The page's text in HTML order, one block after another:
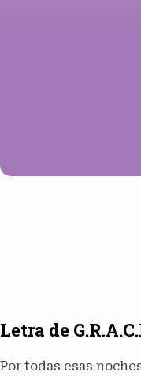
Letra de
Por todas esas